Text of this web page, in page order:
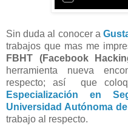
Sin duda al conocer a
trabajos que mas me
FBHT (Facebook
herramienta nueva
respecto; así que
Especialización en
Universidad Autónoma
trabajo al respecto.